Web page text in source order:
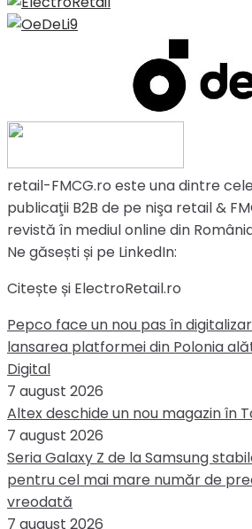
retail-FMCG.ro este una dintre
publicaţii B2B de pe nişa retail &
revistă în mediul online din
Ne găsești și pe LinkedIn:
Citește și ElectroRetail.ro
Pepco face un nou pas în
lansarea platformei din Polonia
Digital
7 august 2026
Altex deschide un nou magazin în
7 august 2026
Seria Galaxy Z de la Samsung
pentru cel mai mare număr de
vreodată
7 august 2026